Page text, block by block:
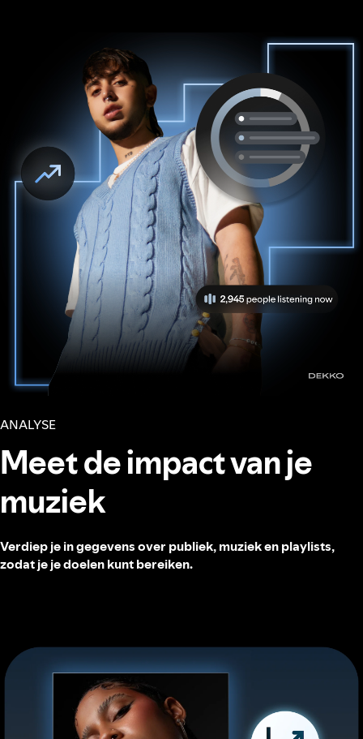
ANALYSE
Meet de impact van je
muziek
Verdiep je in gegevens over publiek, muziek en playlists,
zodat je je doelen kunt bereiken.